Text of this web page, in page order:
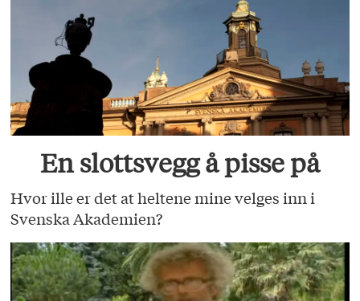
En slottsvegg å pisse på
Hvor ille er det at heltene mine velges inn i
Svenska Akademien?